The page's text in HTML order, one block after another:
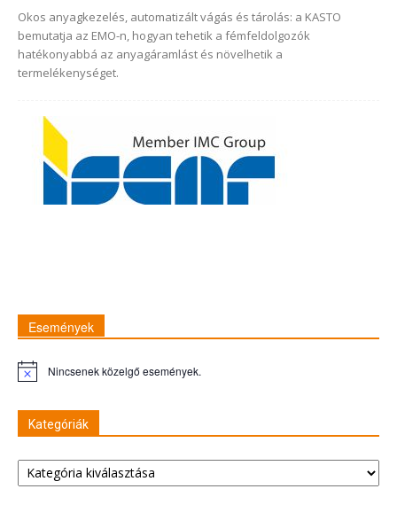
Okos anyagkezelés, automatizált vágás és tárolás: a KASTO
bemutatja az EMO-n, hogyan tehetik a fémfeldolgozók
hatékonyabbá az anyagáramlást és növelhetik a
termelékenységet.
Események
Figyelmeztetés
Nincsenek közelgő események.
Kategóriák
Kategóriák